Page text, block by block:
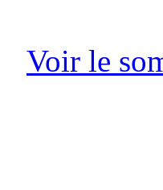
Voir le